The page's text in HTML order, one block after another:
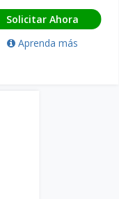
Solicitar Ahora
Aprenda más